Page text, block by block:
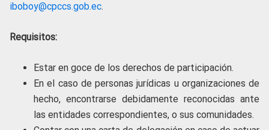
iboboy@cpccs.gob.ec.
Requisitos:
Estar en goce de los derechos de participación.
En el caso de personas jurídicas u organizaciones de
hecho, encontrarse debidamente reconocidas ante
las entidades correspondientes, o sus comunidades.